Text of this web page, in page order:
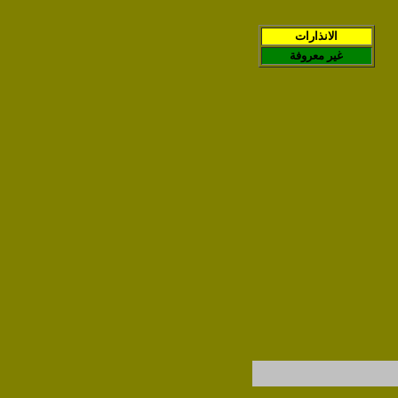
الانذارات
غير معروفة